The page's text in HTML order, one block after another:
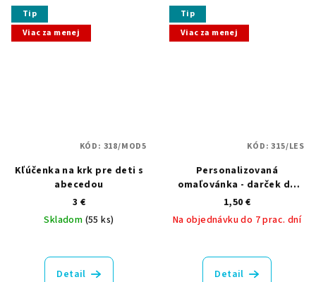
hviezdičiek.
hviezdičiek.
Tip
Viac za menej
Kľúčenka na krk pre deti s
abecedou
3 €
Skladom (55 ks)
Detail
KÓD: 318/MOD5
Tip
Viac za menej
Personalizovaná
omaľovánka - darček do
škôlky pre deti
1,50 €
Na objednávku do 7 prac. dní
hodnotenie
produktu
Detail
KÓD:315/LES